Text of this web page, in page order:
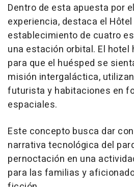
Dentro de esta apuesta por
experiencia, destaca el
establecimiento de cuatro
una estación orbital. El hotel
para que el huésped se
misión intergaláctica,
futurista y habitaciones en
espaciales.
Este concepto busca dar
narrativa tecnológica del
pernoctación en una
para las familias y